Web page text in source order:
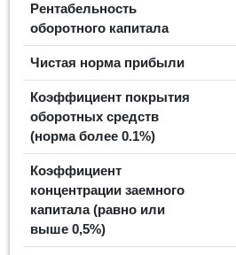
Рентабельность
оборотного капитала
Чистая норма прибыли
Коэффициент покрытия
оборотных средств
(норма более 0.1%)
Коэффициент
концентрации заемного
капитала (равно или
выше 0,5%)